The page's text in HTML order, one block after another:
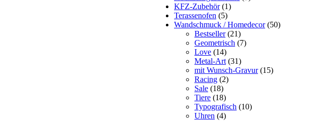
KFZ-Zubehör (1)
Terassenofen (5)
Wandschmuck / Homedecor (50)
Bestseller (21)
Geometrisch (7)
Love (14)
Metal-Art (31)
mit Wunsch-Gravur (15)
Racing (2)
Sale (18)
Tiere (18)
Typografisch (10)
Uhren (4)